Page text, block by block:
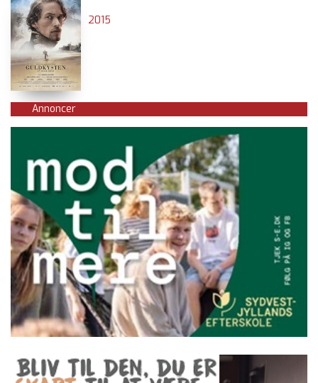
2015
Annoncer